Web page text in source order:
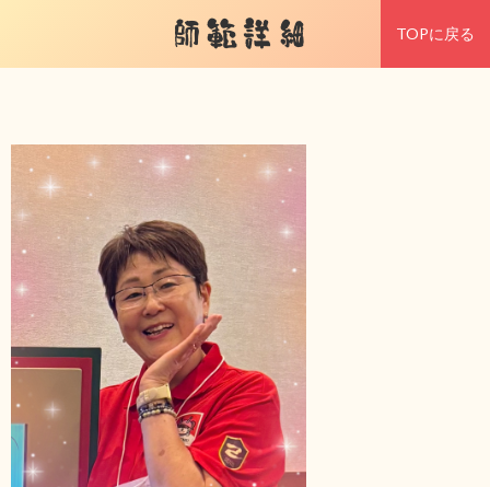
師範詳細 TOPに戻る